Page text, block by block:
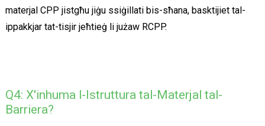
materjal CPP jistgħu jiġu ssiġillati bis-sħana, basktijiet tal-
ippakkjar tat-tisjir jeħtieġ li jużaw RCPP.
Q4: X'inhuma l-Istruttura tal-Materjal tal-
Barriera?